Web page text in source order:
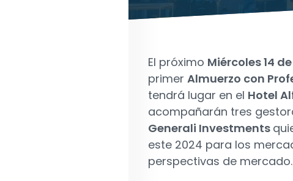
El próximo Miércoles 14
primer Almuerzo con
tendrá lugar en el Hotel
acompañarán tres
Generali Investments
este 2024 para los
perspectivas de mercado.